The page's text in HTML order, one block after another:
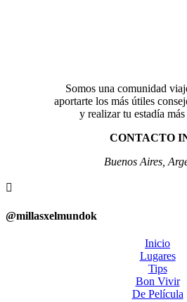
Somos una comunidad
aportarte los más útiles
y realizar tu estadía
CONTACTO
Buenos Aires,

@millasxelmundok
Inicio
Lugares
Tips
Bon Vivir
De Película